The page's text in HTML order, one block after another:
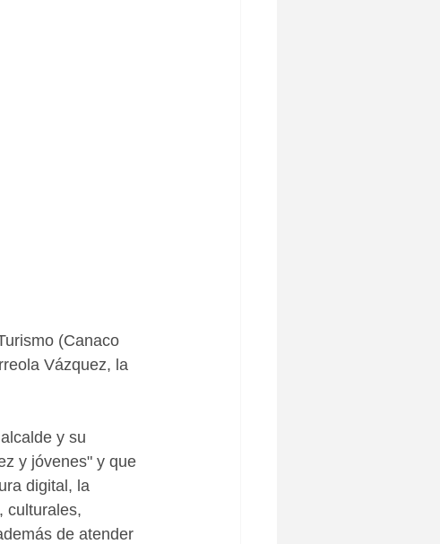
(Canaco
Vázquez, la
y su
y jóvenes" y que
digital, la
culturales,
de atender